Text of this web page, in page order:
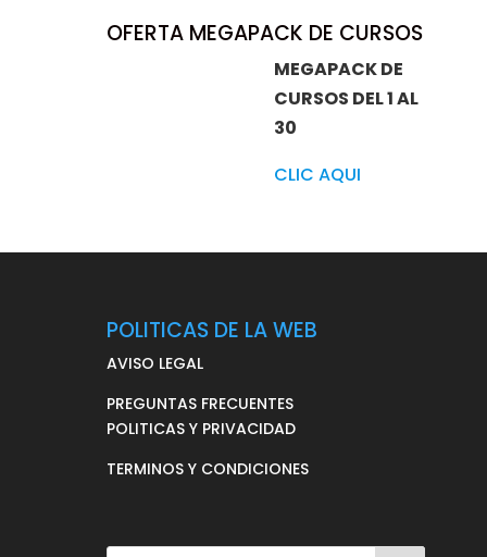
OFERTA MEGAPACK DE CURSOS
MEGAPACK DE
CURSOS DEL 1 AL
30
CLIC AQUI
POLITICAS DE LA WEB
AVISO LEGAL
PREGUNTAS FRECUENTES
POLITICAS Y PRIVACIDAD
TERMINOS Y CONDICIONES